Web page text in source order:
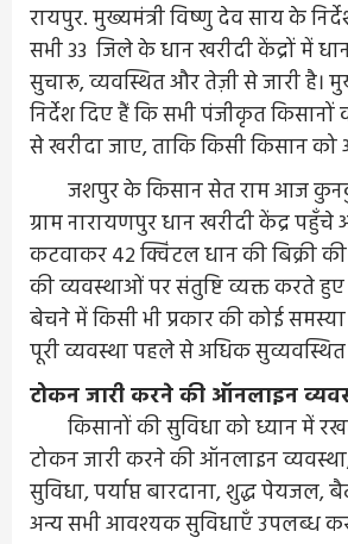
रायपुर. मुख्यमंत्री विष्णु देव साय के
सभी 33 जिले के धान खरीदी केंद्रों में
सुचारू, व्यवस्थित और तेज़ी से जारी है।
निर्देश दिए हैं कि सभी पंजीकृत किसानों
से खरीदा जाए, ताकि किसी किसान को
जशपुर के किसान सेत राम आज
ग्राम नारायणपुर धान खरीदी केंद्र
कटवाकर 42 क्विंटल धान की बिक्री
की व्यवस्थाओं पर संतुष्टि व्यक्त करते
बेचने में किसी भी प्रकार की कोई
पूरी व्यवस्था पहले से अधिक सुव्यवस्थित
टोकन जारी करने की ऑनलाइन
किसानों की सुविधा को ध्यान में
टोकन जारी करने की ऑनलाइन
सुविधा, पर्याप्त बारदाना, शुद्ध
अन्य सभी आवश्यक सुविधाएँ उपलब्ध